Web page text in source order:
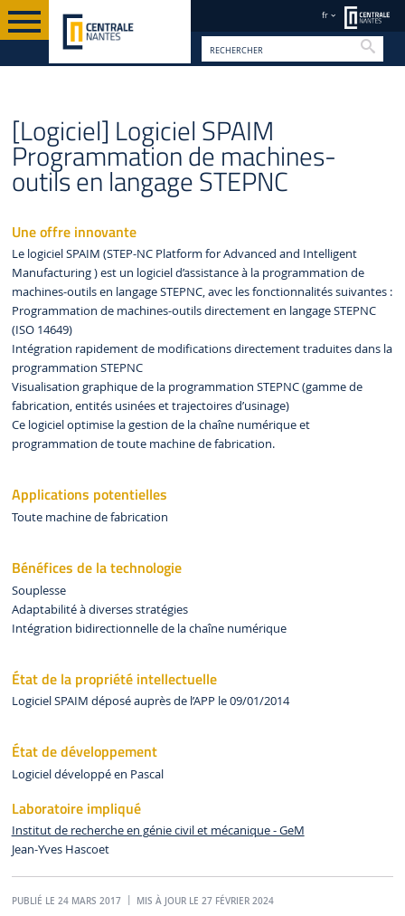
fr
[Logiciel] Logiciel SPAIM
Programmation de machines-
outils en langage STEPNC
Une offre innovante
Le logiciel SPAIM (STEP-NC Platform for Advanced and Intelligent
Manufacturing ) est un logiciel d’assistance à la programmation de
machines-outils en langage STEPNC, avec les fonctionnalités suivantes :
Programmation de machines-outils directement en langage STEPNC
(ISO 14649)
Intégration rapidement de modifications directement traduites dans la
programmation STEPNC
Visualisation graphique de la programmation STEPNC (gamme de
fabrication, entités usinées et trajectoires d’usinage)
Ce logiciel optimise la gestion de la chaîne numérique et
programmation de toute machine de fabrication.
Applications potentielles
Toute machine de fabrication
Bénéfices de la technologie
Souplesse
Adaptabilité à diverses stratégies
Intégration bidirectionnelle de la chaîne numérique
État de la propriété intellectuelle
Logiciel SPAIM déposé auprès de l’APP le 09/01/2014
État de développement
Logiciel développé en Pascal
Laboratoire impliqué
Institut de recherche en génie civil et mécanique - GeM
Jean-Yves Hascoet
PUBLIÉ LE 24 MARS 2017 MIS À JOUR LE 27 FÉVRIER 2024